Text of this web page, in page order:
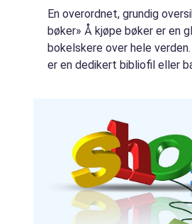
En overordnet, grundig
bøker» Å kjøpe bøker er en
bokelskere over hele
er en dedikert bibliofil eller